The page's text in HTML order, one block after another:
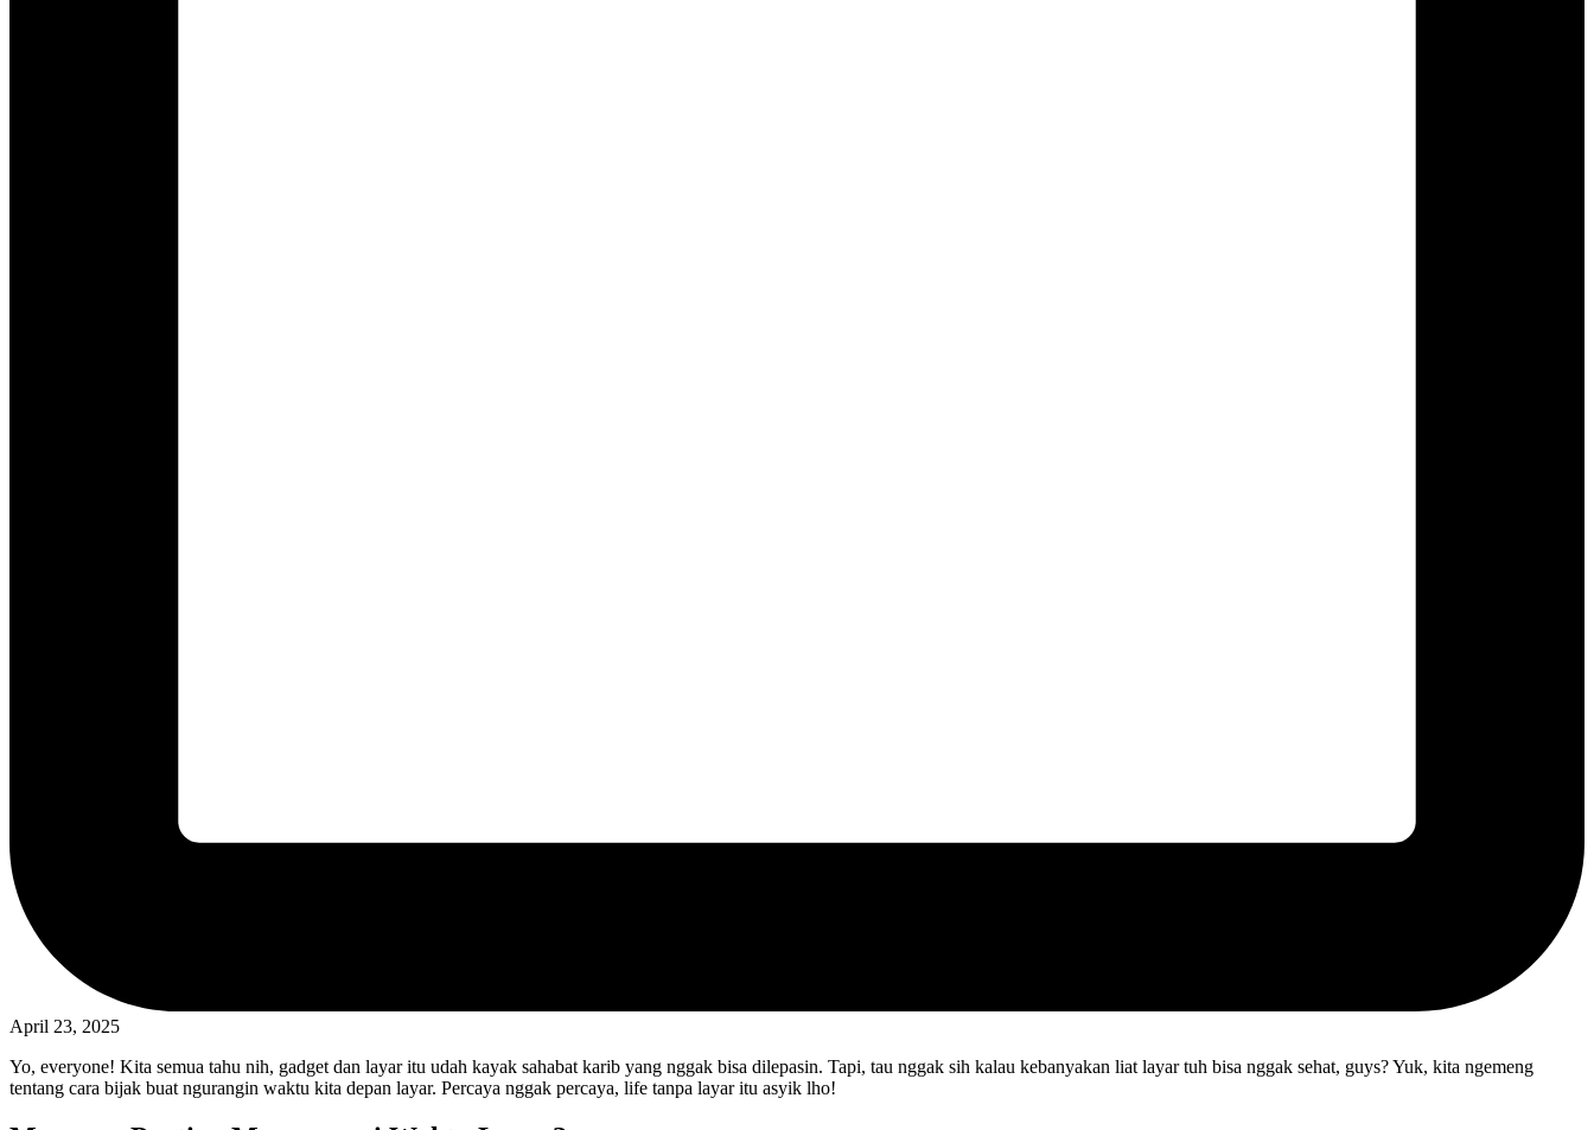
April 23, 2025
Yo, everyone! Kita semua tahu nih, gadget dan layar itu udah kayak sahabat karib yang nggak bisa dilepasin. Tapi, tau nggak sih kalau kebanyakan liat layar tuh bisa nggak sehat, guys? Yuk, kita ngemeng
tentang cara bijak buat ngurangin waktu kita depan layar. Percaya nggak percaya, life tanpa layar itu asyik lho!